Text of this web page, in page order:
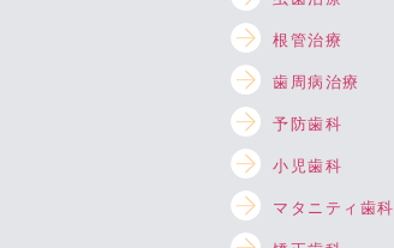
根管治療
歯周病治療
予防歯科
小児歯科
マタニティ歯科